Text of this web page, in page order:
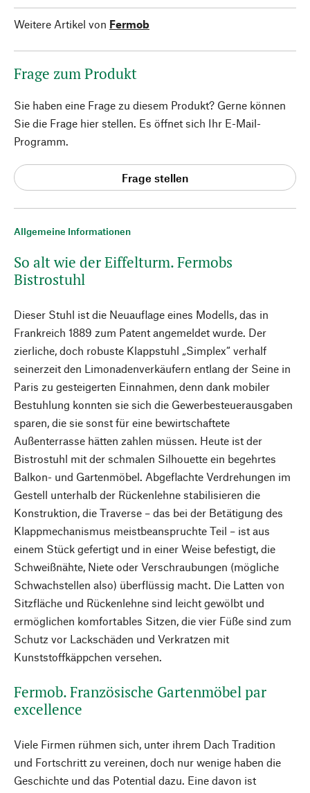
Allgemeine Informationen
So alt wie der Eiffelturm. Fermobs
Bistrostuhl
Dieser Stuhl ist die Neuauflage eines Modells, das in
Frankreich 1889 zum Patent angemeldet wurde. Der
zierliche, doch robuste Klappstuhl „Simplex“ verhalf
seinerzeit den Limonadenverkäufern entlang der Seine in
Paris zu gesteigerten Einnahmen, denn dank mobiler
Bestuhlung konnten sie sich die Gewerbesteuerausgaben
sparen, die sie sonst für eine bewirtschaftete
Außenterrasse hätten zahlen müssen. Heute ist der
Bistrostuhl mit der schmalen Silhouette ein begehrtes
Balkon- und Gartenmöbel. Abgeflachte Verdrehungen im
Gestell unterhalb der Rückenlehne stabilisieren die
Konstruktion, die Traverse – das bei der Betätigung des
Klappmechanismus meistbeanspruchte Teil – ist aus
einem Stück gefertigt und in einer Weise befestigt, die
Schweißnähte, Niete oder Verschraubungen (mögliche
Schwachstellen also) überflüssig macht. Die Latten von
Sitzfläche und Rückenlehne sind leicht gewölbt und
ermöglichen komfortables Sitzen, die vier Füße sind zum
Schutz vor Lackschäden und Verkratzen mit
Kunststoffkäppchen versehen.
Fermob. Französische Gartenmöbel par
excellence
Viele Firmen rühmen sich, unter ihrem Dach Tradition
und Fortschritt zu vereinen, doch nur wenige haben die
Geschichte und das Potential dazu. Eine davon ist
Weitere Artikel von Fermob
Frage zum Produkt
Sie haben eine Frage zu diesem Produkt? Gerne können
Sie die Frage hier stellen. Es öffnet sich Ihr E-Mail-
Programm.
Frage stellen